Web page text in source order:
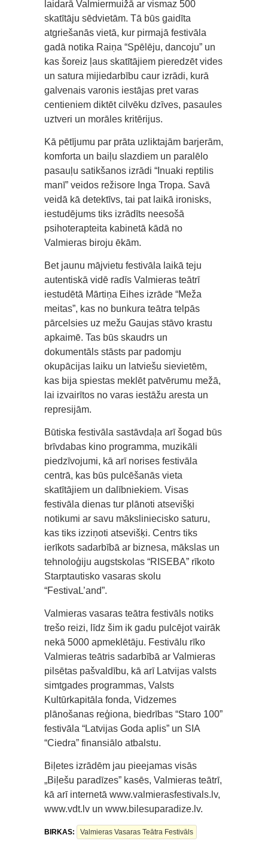
laidarā Valmiermuižā ar vismaz 500
skatītāju sēdvietām. Tā būs gaidīta
atgriešanās vietā, kur pirmajā festivāla
gadā notika Raiņa “Spēlēju, dancoju” un
kas šoreiz ļaus skatītājiem pieredzēt vides
un satura mijiedarbību caur izrādi, kurā
galvenais varonis iestājas pret varas
centieniem diktēt cilvēku dzīves, pasaules
uztveri un morāles kritērijus.
Kā pētījumu par prāta uzliktajām barjerām,
komforta un baiļu slazdiem un paralēlo
pasauļu satikšanos izrādi “Inuaki reptilis
manī” veidos režisore Inga Tropa. Savā
veidā kā detektīvs, tai pat laikā ironisks,
iestudējums tiks izrādīts neesošā
psihoterapteita kabinetā kādā no
Valmieras biroju ēkām.
Bet jaunu mājvietu festivāla laikā teju
autentiskā vidē radīs Valmieras teātrī
iestudētā Mārtiņa Eihes izrāde “Meža
meitas”, kas no bunkura teātra telpās
pārcelsies uz mežu Gaujas stāvo krastu
apkaimē. Tas būs skaudrs un
dokumentāls stāsts par padomju
okupācijas laiku un latviešu sievietēm,
kas bija spiestas meklēt patvērumu mežā,
lai izvairītos no varas iestāžu aresta un
represijām.
Būtiska festivāla sastāvdaļa arī šogad būs
brīvdabas kino programma, muzikāli
piedzīvojumi, kā arī norises festivāla
centrā, kas būs pulcēšanās vieta
skatītājiem un dalībniekiem. Visas
festivāla dienas tur plānoti atsevišķi
notikumi ar savu māksliniecisko saturu,
kas tiks izziņoti atsevišķi. Centrs tiks
ierīkots sadarbībā ar biznesa, mākslas un
tehnoloģiju augstskolas “RISEBA” rīkoto
Starptautisko vasaras skolu
“FestivaL’and”.
Valmieras vasaras teātra festivāls notiks
trešo reizi, līdz šim ik gadu pulcējot vairāk
nekā 5000 apmeklētāju. Festivālu rīko
Valmieras teātris sadarbībā ar Valmieras
pilsētas pašvaldību, kā arī Latvijas valsts
simtgades programmas, Valsts
Kultūrkapitāla fonda, Vidzemes
plānošanas reģiona, biedrības “Staro 100”
festivāla “Latvijas Goda aplis” un SIA
“Ciedra” finansiālo atbalstu.
Biļetes izrādēm jau pieejamas visās
„Biļešu paradīzes” kasēs, Valmieras teātrī,
kā arī internetā www.valmierasfestivals.lv,
www.vdt.lv un www.bilesuparadize.lv.
BIRKAS: Valmieras Vasaras Teātra Festivāls